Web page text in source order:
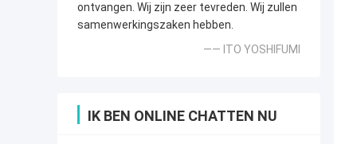
ontvangen. Wij zijn zeer tevreden. Wij zullen
samenwerkingszaken hebben.
—— ITO YOSHIFUMI
IK BEN ONLINE CHATTEN NU